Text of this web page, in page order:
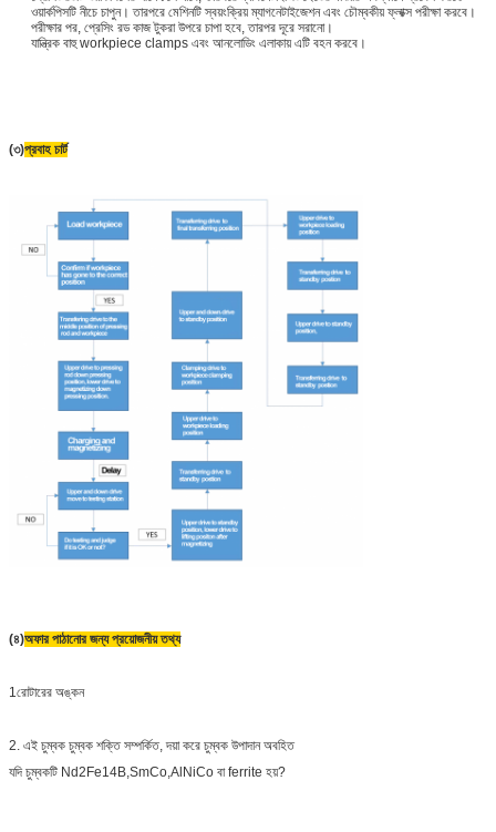
ওয়ার্কপিসটি নীচে চাপুন। তারপরে মেশিনটি স্বয়ংক্রিয় ম্যাগনেটাইজেশন এবং চৌম্বকীয় ফ্লাক্স পরীক্ষা করবে।
পরীক্ষার পর, প্রেসিং রড কাজ টুকরা উপরে চাপা হবে, তারপর দূরে সরানো।
যান্ত্রিক বাহু workpiece clamps এবং আনলোডিং এলাকায় এটি বহন করবে।
(৩)প্রবাহ চার্ট
(৪)অফার পাঠানোর জন্য প্রয়োজনীয় তথ্য
1রোটারের অঙ্কন
2. এই চুম্বক চুম্বক শক্তি সম্পর্কিত, দয়া করে চুম্বক উপাদান অবহিত
যদি চুম্বকটি Nd2Fe14B,SmCo,AlNiCo বা ferrite হয়?